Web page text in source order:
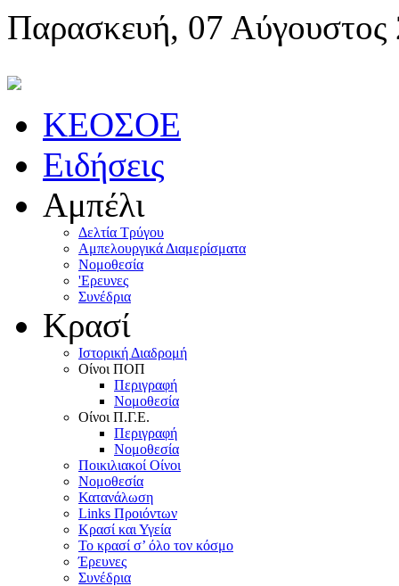
Παρασκευή, 07 Αύγουστος
KEOΣOE
Ειδήσεις
Αμπέλι
Δελτία Τρύγου
Αμπελουργικά Διαμερίσματα
Nομοθεσία
'Eρευνες
Συνέδρια
Κρασί
Iστορική Διαδρομή
Oίνοι ΠOΠ
Περιγραφή
Nομοθεσία
Oίνοι Π.Γ.E.
Περιγραφή
Νομοθεσία
Ποικιλιακοί Oίνοι
Nομοθεσία
Κατανάλωση
Links Προιόντων
Κρασί και Υγεία
To κρασί σ’ όλο τον κόσμο
Έρευνες
Συνέδρια